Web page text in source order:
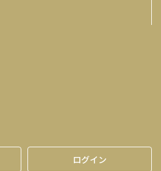
ログイン